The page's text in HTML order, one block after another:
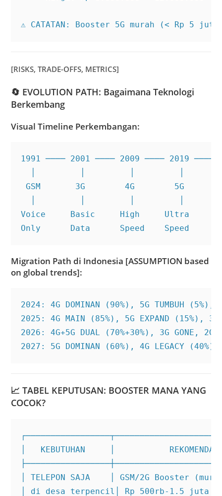
⚠️ CATATAN: Booster 5G murah (< Rp 5 juta)
[RISKS, TRADE-OFFS, METRICS]
🔄 EVOLUTION PATH: Bagaimana Teknologi
Berkembang
Visual Timeline Perkembangan:
1991 ──── 2001 ──── 2009 ──── 2019 ────
GSM       3G        4G        5G
Voice     Basic     High     Ultra
Only      Data      Speed    Speed
Migration Path di Indonesia [ASSUMPTION based
on global trends]:
2024: 4G DOMINAN (90%), 5G TUMBUH (5%),
2025: 4G MAIN (85%), 5G EXPAND (15%), 3G
2026: 4G+5G DUAL (70%+30%), 3G GONE,
2027: 5G DOMINAN (60%), 4G LEGACY (40%),
📈TABEL KEPUTUSAN: BOOSTER MANA YANG
COCOK?
│   KEBUTUHAN     │
│ TELEPON SAJA    │ GSM/2G Booster
│ di desa terpencil│ Rp 500rb-